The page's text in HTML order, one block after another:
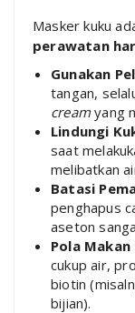
Masker kuku
perawatan
Gunakan
tangan,
cream yang
Lindungi
saat
melibatkan
Batasi
penghapus
aseton
Pola Makan
cukup air,
biotin
bijian).